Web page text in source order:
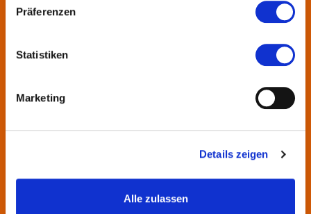
Präferenzen
Statistiken
Marketing
Details zeigen
Alle zulassen
KulturRegion zusammen-geschlossen. Über die Ländergrenzen
hinweg vernetzt die gemeinnützige Gesellschaft seit 2005 die
interkommunale Zusammenarbeit. Gemeinsam mit ihren
wechselnden Themen.
Kontakt
KulturRegion FrankfurtRheinMain gGmbH Poststraße 16 60329